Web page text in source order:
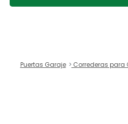
Puertas Garaje Correderas para